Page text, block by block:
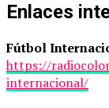
Enlaces
Fútbol
https://
internacional/